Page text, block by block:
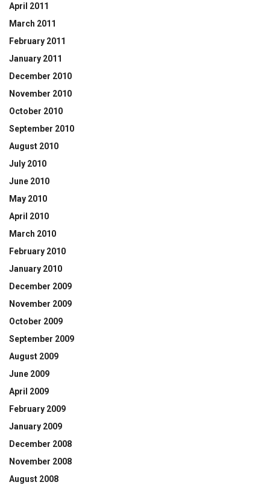
April 2011
March 2011
February 2011
January 2011
December 2010
November 2010
October 2010
September 2010
August 2010
July 2010
June 2010
May 2010
April 2010
March 2010
February 2010
January 2010
December 2009
November 2009
October 2009
September 2009
August 2009
June 2009
April 2009
February 2009
January 2009
December 2008
November 2008
August 2008